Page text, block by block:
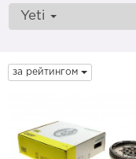
Yeti
за рейтингом